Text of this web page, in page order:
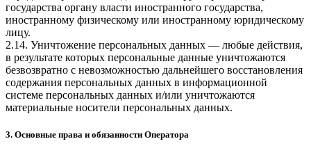
государства органу власти иностранного государства,
иностранному физическому или иностранному юридическому
лицу.
2.14. Уничтожение персональных данных — любые действия,
в результате которых персональные данные уничтожаются
безвозвратно с невозможностью дальнейшего восстановления
содержания персональных данных в информационной
системе персональных данных и/или уничтожаются
материальные носители персональных данных.
3. Основные права и обязанности Оператора